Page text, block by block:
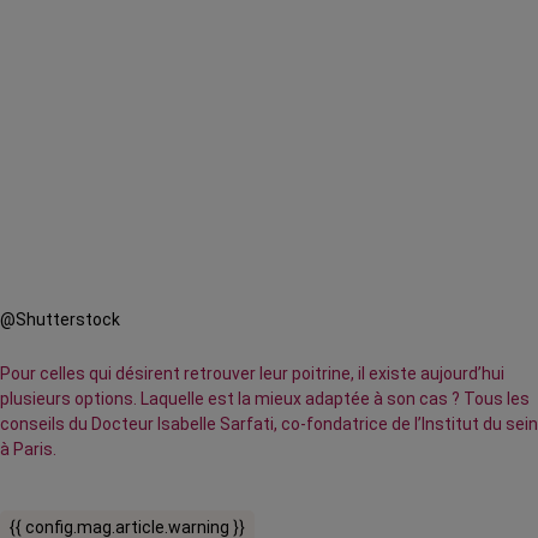
@Shutterstock
Pour celles qui désirent retrouver leur poitrine, il existe aujourd’hui
plusieurs options. Laquelle est la mieux adaptée à son cas ? Tous les
conseils du Docteur Isabelle Sarfati, co-fondatrice de l’Institut du sein
à Paris.
{{ config.mag.article.warning }}